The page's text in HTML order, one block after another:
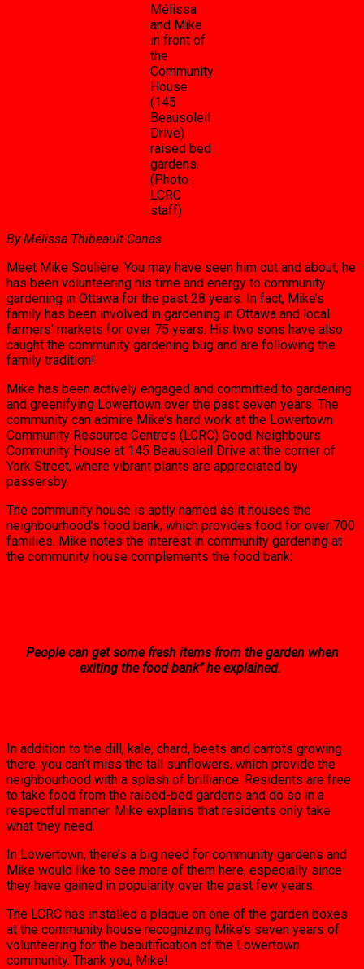
Mélissa
and Mike
in front of
the
Community
House
(145
Beausoleil
Drive)
raised bed
gardens.
(Photo :
LCRC
staff)
By Mélissa Thibeault-Canas
Meet Mike Soulière. You may have seen him out and about; he
has been volunteering his time and energy to community
gardening in Ottawa for the past 28 years. In fact, Mike’s
family has been involved in gardening in Ottawa and local
farmers’ markets for over 75 years. His two sons have also
caught the community gardening bug and are following the
family tradition!
Mike has been actively engaged and committed to gardening
and greenifying Lowertown over the past seven years. The
community can admire Mike’s hard work at the Lowertown
Community Resource Centre’s (LCRC) Good Neighbours
Community House at 145 Beausoleil Drive at the corner of
York Street, where vibrant plants are appreciated by
passersby.
The community house is aptly named as it houses the
neighbourhood’s food bank, which provides food for over 700
families. Mike notes the interest in community gardening at
the community house complements the food bank:
People can get some fresh items from the garden when
exiting the food bank’’ he explained.
In addition to the dill, kale, chard, beets and carrots growing
there, you can’t miss the tall sunflowers, which provide the
neighbourhood with a splash of brilliance. Residents are free
to take food from the raised-bed gardens and do so in a
respectful manner. Mike explains that residents only take
what they need.
In Lowertown, there’s a big need for community gardens and
Mike would like to see more of them here, especially since
they have gained in popularity over the past few years.
The LCRC has installed a plaque on one of the garden boxes
at the community house recognizing Mike’s seven years of
volunteering for the beautification of the Lowertown
community. Thank you, Mike!